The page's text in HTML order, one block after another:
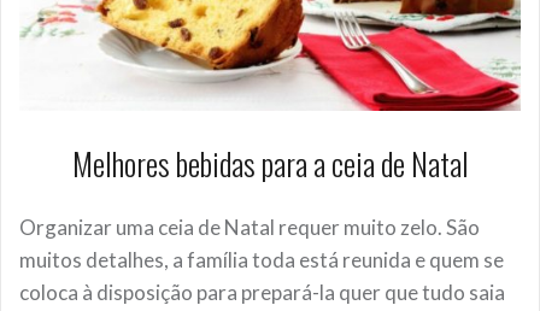
Melhores bebidas para a ceia de Natal
Organizar uma ceia de Natal requer muito zelo. São
muitos detalhes, a família toda está reunida e quem se
coloca à disposição para prepará-la quer que tudo saia